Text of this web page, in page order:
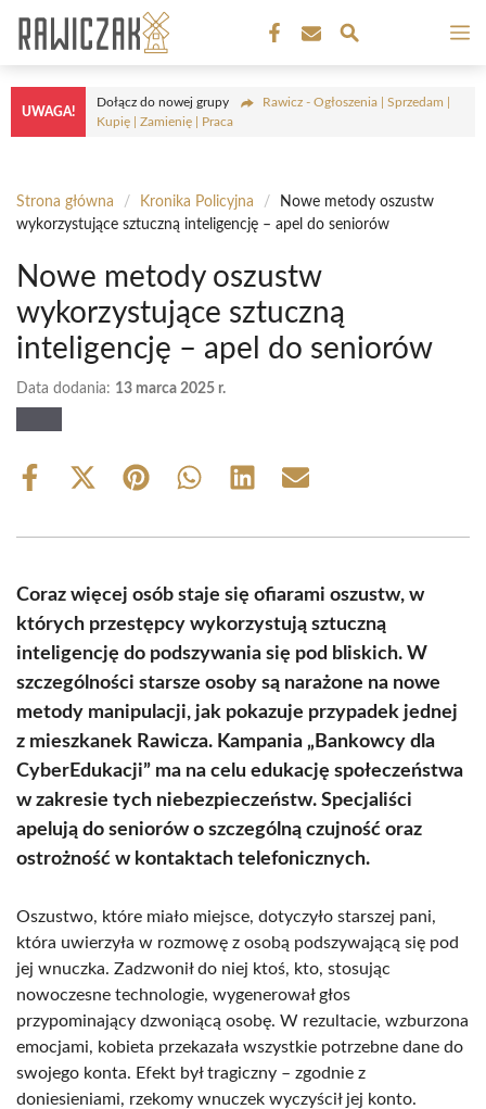
treści
UWAGA!
Dołącz do nowej grupy
Rawicz - Ogłoszenia | Sprzedam |
Kupię | Zamienię | Praca
Strona główna / Kronika Policyjna /
Nowe metody oszustw
wykorzystujące sztuczną inteligencję – apel do seniorów
Nowe metody oszustw
wykorzystujące sztuczną
inteligencję – apel do seniorów
Data dodania: 13 marca 2025 r.
Share
Share
(Twitter)
Share Share Share Share
Coraz więcej osób staje się ofiarami oszustw, w
których przestępcy wykorzystują sztuczną
inteligencję do podszywania się pod bliskich. W
szczególności starsze osoby są narażone na nowe
metody manipulacji, jak pokazuje przypadek jednej
z mieszkanek Rawicza. Kampania „Bankowcy dla
CyberEdukacji” ma na celu edukację społeczeństwa
w zakresie tych niebezpieczeństw. Specjaliści
apelują do seniorów o szczególną czujność oraz
ostrożność w kontaktach telefonicznych.
Oszustwo, które miało miejsce, dotyczyło starszej pani,
która uwierzyła w rozmowę z osobą podszywającą się pod
jej wnuczka. Zadzwonił do niej ktoś, kto, stosując
nowoczesne technologie, wygenerował głos
przypominający dzwoniącą osobę. W rezultacie, wzburzona
emocjami, kobieta przekazała wszystkie potrzebne dane do
swojego konta. Efekt był tragiczny – zgodnie z
doniesieniami, rzekomy wnuczek wyczyścił jej konto.